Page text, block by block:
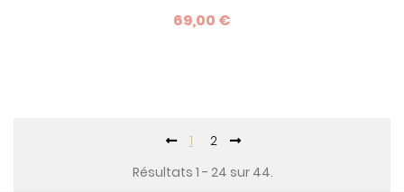
69,00 €
1
2
Résultats 1 - 24 sur 44.